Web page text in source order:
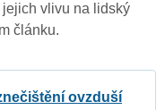
jejich vlivu na lidský
článku.
ovzduší